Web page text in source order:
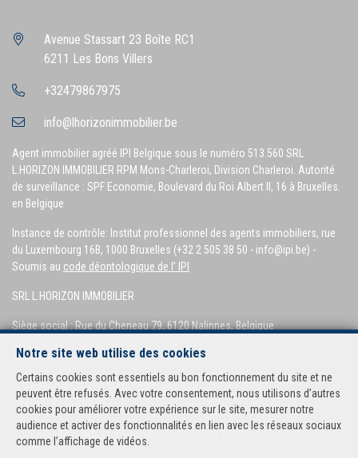
Notre site web utilise des cookies
Certains cookies sont essentiels au bon fonctionnement du site et ne
peuvent être refusés. Avec votre consentement, nous utilisons d’autres
cookies pour améliorer votre expérience sur le site, mesurer notre
audience et activer des fonctionnalités en lien avec les réseaux sociaux
comme l’affichage de vidéos.
Avenue Stassart 23 Boîte RC1
6211 Les Bons Villers
+32479867975
info@lhorizonimmobilier.be
Agent immobilier agréé IPI Belgique sous le numéro 513.560 SRL
L.HORIZON IMMOBILIER RPM Mons-Charleroi, Division Charleroi. Autorité
de surveillance : SPF Economie, Boulevard du Roi Albert II, 16 à Bruxelles.
en Belgique
Instance de contrôle: Institut professionnel des agents immobiliers, rue
du Luxembourg 16B, 1000 Bruxelles (+32 2 505 38 50 - info@ipi.be) -
Soumis au code déontologique de l’ IPI
SRL L.HORIZON IMMOBILIER
Siège social: Rue du Cheneau 79, 6120 Nalinnes, Belgique
Belgique
Numéro d’entreprise (BCE) : 0770.536.524
TVA : BE 0770.536.524
RC professionnelle et cautionnement via AXA Belgium SA – police n°